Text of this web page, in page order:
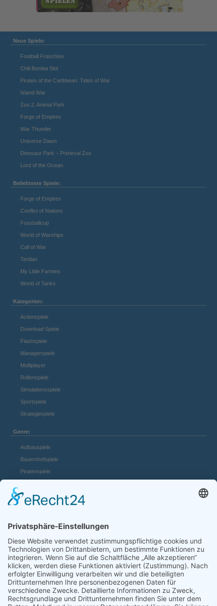
Neue Spiele:
Football Franchise
Chili Bomba Slot
Pirates of the Caribbean: Tides of War
Island War
Zoo 2: Animal Park
Forge of Empires
War Thunder
Universe Dawn
Dinosaur Park – Primeval Zoo
Lord of the Ocean
Beliebteste Spiele:
Forge of Empires
Conflict of Nations
Fussballcup
World of Warships
Call of War
Tentlan
My Little Farmies
World of Tanks
Kategorien:
Actionspiele
Download Spiele
Flashspiele
Managerspiele
Multiplayer
Rollenspiele
Simulationsspiele
Sportspiele
Strategiespiele
Genre:
Aufbauspiele
Bauernhofspiele
Piratenspiele
Mädchenspiele
Panzerspiele
Tierspiele
Weltraumspiele
Links:
Game Server mieten
FAQ und Hilfe